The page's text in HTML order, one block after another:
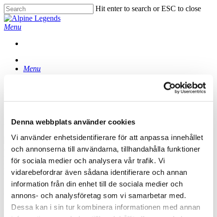
Denna webbplats använder cookies
Vi använder enhetsidentifierare för att anpassa innehållet
och annonserna till användarna, tillhandahålla funktioner
för sociala medier och analysera vår trafik. Vi
vidarebefordrar även sådana identifierare och annan
information från din enhet till de sociala medier och
annons- och analysföretag som vi samarbetar med.
Dessa kan i sin tur kombinera informationen med annan
Skip
to
main
Hit enter to search or ESC to close
Close
Search
Menu
Menu
By adminonskiesNo Comments
Byråresa I Fjällen
Tusen tack för ett fantastiskt arrangemang i Borgafjäll! Alla är
eniga om att detta är den bästa byråresan genom tiderna. Vacker
miljö, underbar mat & dryck, utmanande aktiviteter och helt otroligt
härliga och proffsiga reseledare (Anna & Jossan). Stämningen var
på topp och vi kommer hem med massor av energi!
Måste säga att ni överträffar er själva varje gång jag åker med er.
Sara